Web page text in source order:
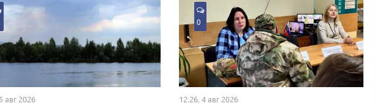
авг 2026
0
12:26, 4 авг 2026